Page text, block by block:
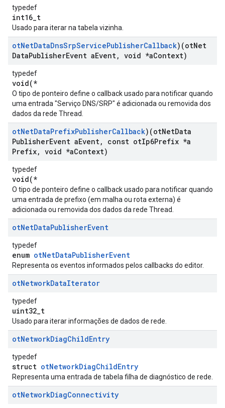
typedef
int16_t
Usado para iterar na tabela vizinha.
otNetDataDnsSrpServicePublisherCallback)(otNet
DataPublisherEvent aEvent, void *aContext)
typedef
void(*
O tipo de ponteiro define o callback usado para notificar quando
uma entrada "Serviço DNS/SRP" é adicionada ou removida dos
dados da rede Thread.
otNetDataPrefixPublisherCallback)(otNetData
PublisherEvent aEvent, const otIp6Prefix *a
Prefix, void *aContext)
typedef
void(*
O tipo de ponteiro define o callback usado para notificar quando
uma entrada de prefixo (em malha ou rota externa) é
adicionada ou removida dos dados da rede Thread.
otNetDataPublisherEvent
typedef
enum otNetDataPublisherEvent
Representa os eventos informados pelos callbacks do editor.
otNetworkDataIterator
typedef
uint32_t
Usado para iterar informações de dados de rede.
otNetworkDiagChildEntry
typedef
struct otNetworkDiagChildEntry
Representa uma entrada de tabela filha de diagnóstico de rede.
otNetworkDiagConnectivity